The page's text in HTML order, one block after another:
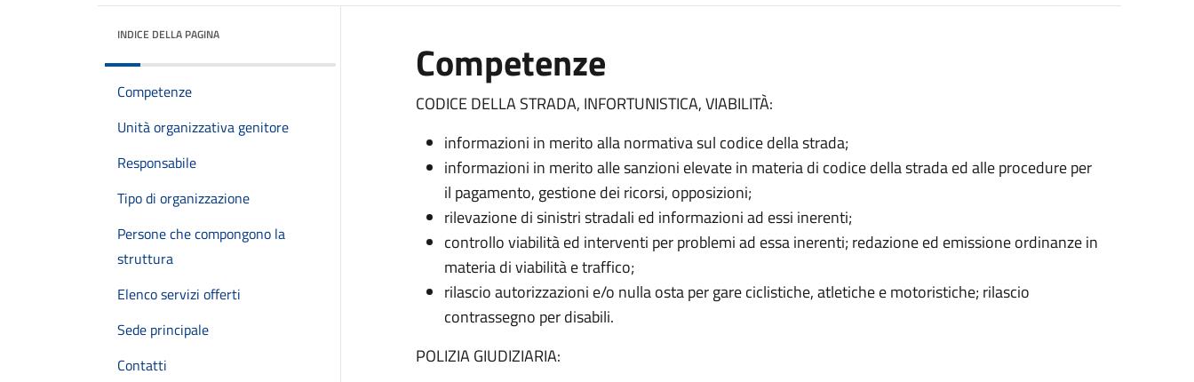
INDICE DELLA PAGINA
Competenze
Unità organizzativa genitore
Responsabile
Tipo di organizzazione
Persone che compongono la
struttura
Elenco servizi offerti
Sede principale
Contatti
Competenze
CODICE DELLA STRADA, INFORTUNISTICA, VIABILITÀ:
informazioni in merito alla normativa sul codice della strada;
informazioni in merito alle sanzioni elevate in materia di codice della strada ed alle procedure per
il pagamento, gestione dei ricorsi, opposizioni;
rilevazione di sinistri stradali ed informazioni ad essi inerenti;
controllo viabilità ed interventi per problemi ad essa inerenti; redazione ed emissione ordinanze in
materia di viabilità e traffico;
rilascio autorizzazioni e/o nulla osta per gare ciclistiche, atletiche e motoristiche; rilascio
contrassegno per disabili.
POLIZIA GIUDIZIARIA: